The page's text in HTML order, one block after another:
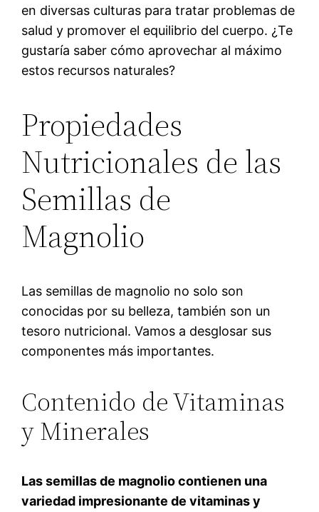
en diversas culturas para tratar problemas de
salud y promover el equilibrio del cuerpo. ¿Te
gustaría saber cómo aprovechar al máximo
estos recursos naturales?
Propiedades
Nutricionales de las
Semillas de
Magnolio
Las semillas de magnolio no solo son
conocidas por su belleza, también son un
tesoro nutricional. Vamos a desglosar sus
componentes más importantes.
Contenido de Vitaminas
y Minerales
Las semillas de magnolio contienen una
variedad impresionante de vitaminas y